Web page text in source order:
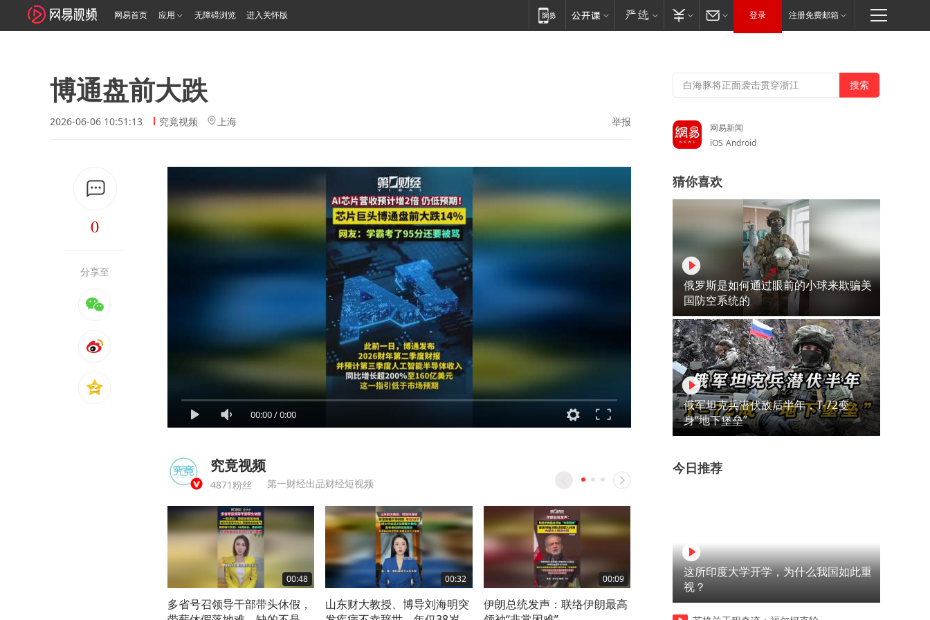
网易首页 应用 无障碍浏览 进入关怀版 登录 注册免费邮箱
博通盘前大跌
2026-06-06 10:51:13 究竟视频 上海 举报
0
分享至
00:00/0:00
究竟视频
4871粉丝 第一财经出品财经短视频
00:48
多省号召领导干部带头休假，
00:32
山东财大教授、博导刘海明突
00:09
伊朗总统发声：联络伊朗最高
00:35
河南：领导干部要带头休假，
偷鸡不成蚀把米！ 没搞垮伊
网易新闻
iOS Android
猜你喜欢
俄罗斯是如何通过眼前的小球来欺骗美
国防空系统的
俄军坦克兵潜伏敌后半年，T-72变
身“地下堡垒”
今日推荐
这所印度大学开学，为什么我国如此重
视？